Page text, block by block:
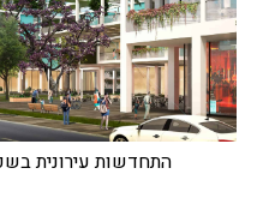
התחדשות עירונית